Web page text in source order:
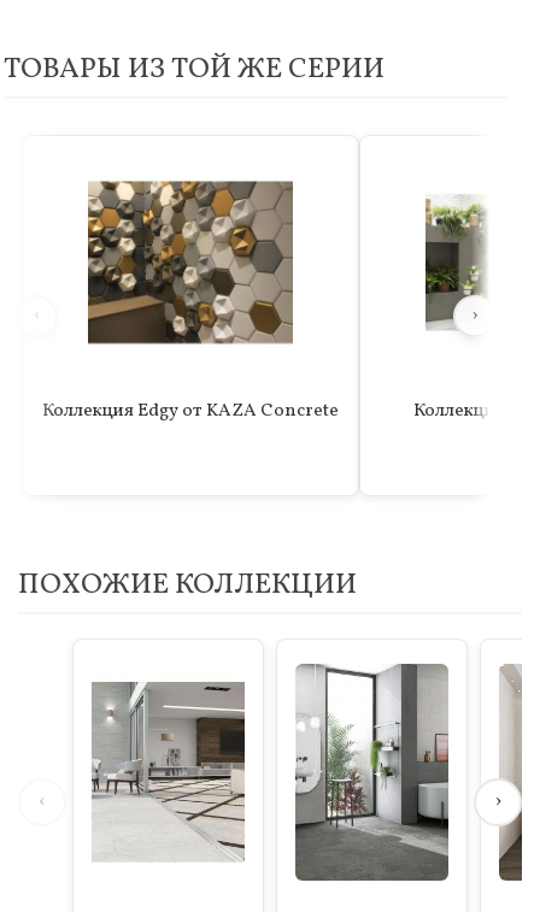
ТОВАРЫ ИЗ ТОЙ ЖЕ СЕРИИ
‹
Коллекция Edgy от KAZA Concrete
Коллекция
›
ПОХОЖИЕ КОЛЛЕКЦИИ
‹ ›